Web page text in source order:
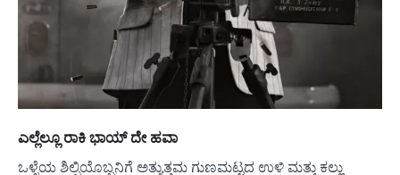
ಎಲ್ಲೆಲ್ಲೂ ರಾಕಿ ಭಾಯ್ ದೇ ಹವಾ
ಒಳ್ಳೆಯ ಶಿಲ್ಪಿಯೊಬ್ಬನಿಗೆ ಅತ್ಯುತ್ತಮ ಗುಣಮಟ್ಟದ ಉಳಿ ಮತ್ತು ಕಲ್ಲು